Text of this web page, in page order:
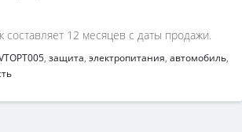
составляет 12 месяцев с даты продажи.
, защита, электропитания, автомобиль,